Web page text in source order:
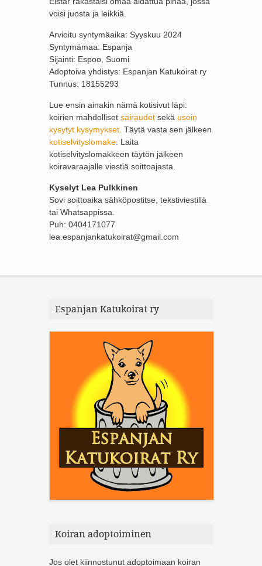
voisi juosta ja leikkiä.
Arvioitu syntymäaika: Syyskuu 2024
Syntymämaa: Espanja
Sijainti: Espoo, Suomi
Adoptoiva yhdistys: Espanjan Katukoirat ry
Tunnus: 18155293
Lue ensin ainakin nämä kotisivut läpi:
koirien mahdolliset sairaudet sekä usein
kysytyt kysymykset. Täytä vasta sen jälkeen
kotiselvityslomake . Laita
kotiselvityslomakkeen täytön jälkeen
koiravaraajalle viestiä soittoajasta.
Kyselyt Lea Pulkkinen
Sovi soittoaika sähköpostitse, tekstiviestillä
tai Whatsappissa.
Puh: 0404171077
lea.espanjankatukoirat@gmail.com
Espanjan Katukoirat ry
Koiran adoptoiminen
Jos olet kiinnostunut adoptoimaan koiran